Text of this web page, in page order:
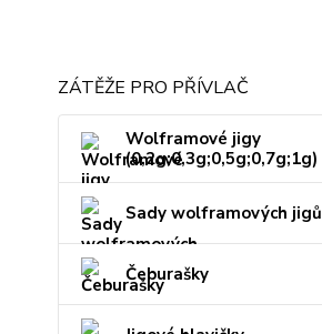
ZÁTĚŽE PRO PŘÍVLAČ
Wolframové jigy
(0,2g;0,3g;0,5g;0,7g;1g)
Sady wolframových jigů
Čeburašky